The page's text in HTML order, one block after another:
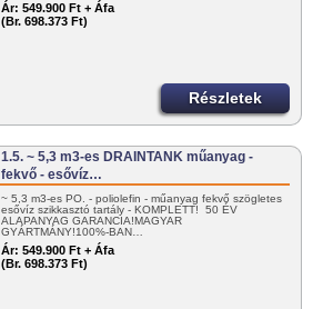
Ár: 549.900 Ft + Áfa
(Br. 698.373 Ft)
Részletek
1.5. ~ 5,3 m3-es DRAINTANK műanyag -
fekvő - esővíz…
~ 5,3 m3-es PO. - poliolefin - műanyag fekvő szögletes
esővíz szikkasztó tartály - KOMPLETT! 50 ÉV
ALAPANYAG GARANCIA!MAGYAR
GYÁRTMÁNY!100%-BAN…
Ár: 549.900 Ft + Áfa
(Br. 698.373 Ft)